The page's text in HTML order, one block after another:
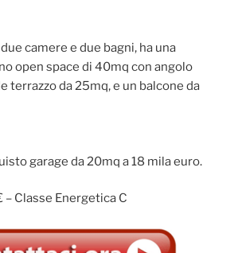
camere e due bagni, ha una
open space di 40mq con angolo
terrazzo da 25mq, e un balcone da
garage da 20mq a 18 mila euro.
– Classe Energetica C